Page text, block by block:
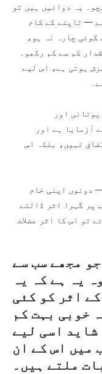
یہ دوائیں ہیں تو
— تاپنے کے کام
کوئی چارہ نہ ہو،
کم سے کم رکھو۔
ہوتی ہے، اس لیے
اور
آزمایا ہے اور
نہیں، بلکہ اس
دونوں اپنی خام
پر گہرا اثر ڈالتے
تو اس کا اثر عضلات
مجھے سب سے
یہ ہے کہ یہ
اثر کو کئی
خوبی بہت کم
شاید اسی لیے
میں اس کے ان
ملتے ہیں۔